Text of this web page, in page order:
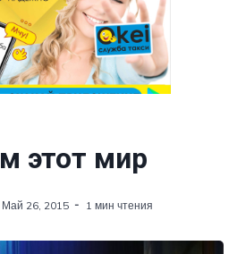
этот мир
Май 26, 2015 1 мин чтения